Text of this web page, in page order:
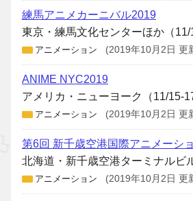
練馬アニメカーニバル2019
東京・練馬文化センターほか（11/
アニメーション (2019年10月2日 更
ANIME NYC2019
アメリカ・ニューヨーク（11/15-17
アニメーション (2019年10月2日 更
第6回 新千歳空港国際アニメーシ
北海道・新千歳空港ターミナルビ
アニメーション (2019年10月2日 更